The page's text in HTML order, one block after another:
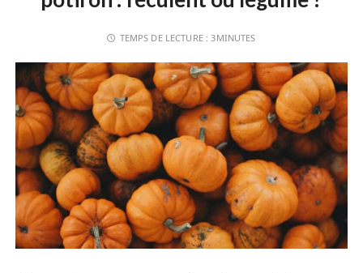
TEMPS DE LECTURE :3MINUTES